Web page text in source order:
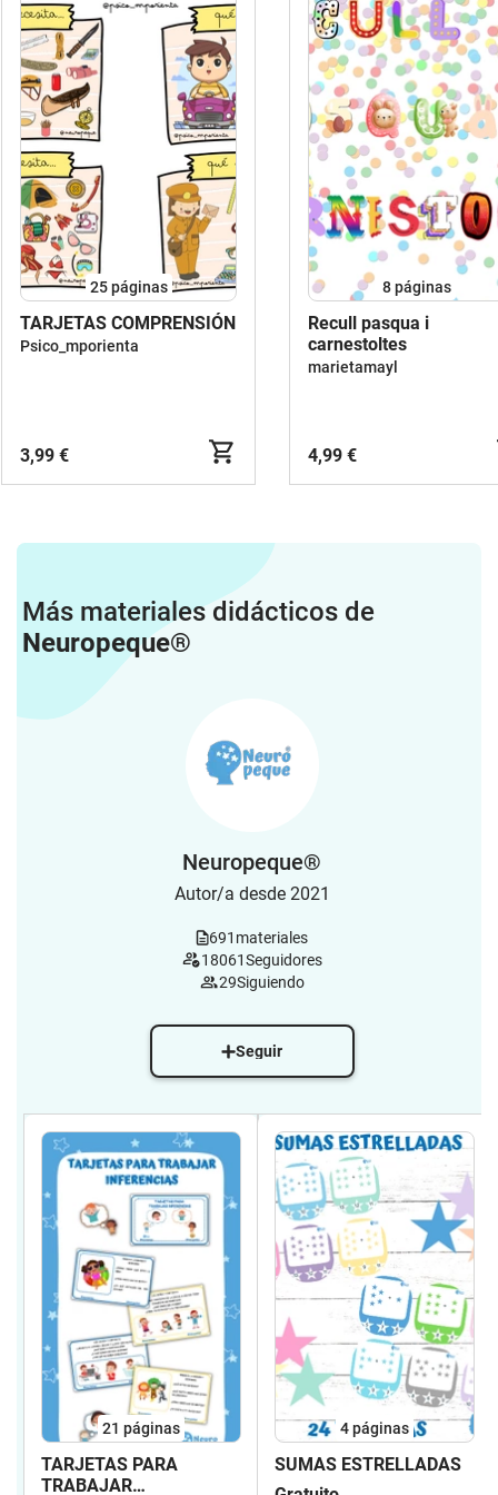
una amplia gama de actividades
diseñadas para abordar diferentes
aspectos del aprendizaje de las letras y
promover el desarrollo de habilidades
relacionadas con la lectoescritura. Es
una herramienta valiosa para apoyar el
desarrollo temprano del lenguaje y la
alfabetización en l@s peques.
25páginas
TARJETAS COMPRENSIÓN
Psico_mporienta
3,99 €
8páginas
Recull pasqua i
carnestoltes
marietamayl
4,99 €
Más materiales didácticos de
Neuropeque®
Neuropeque®
Autor/a desde 2021
691 materiales
18061Seguidores
29Siguiendo
Seguir
21 páginas
TARJETAS PARA
TRABAJAR
4páginas
SUMAS ESTRELLADAS